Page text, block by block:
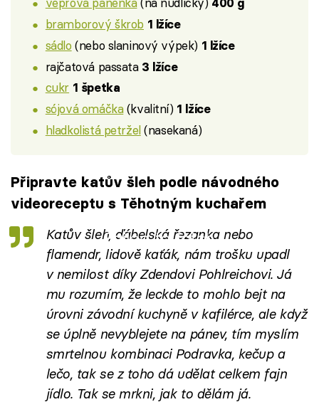
400 g
bramborový škrob 1 lžíce
sádlo (nebo slaninový výpek) 1 lžíce
rajčatová passata 3 lžíce
cukr 1 špetka
sójová omáčka(kvalitní) 1 lžíce
hladkolistá petržel(nasekaná)
Připravte katův šleh podle návodného
videoreceptu s Těhotným kuchařem
Failed to fetch
Katův šleh, ďábelská řezanka nebo
flamendr, lidově kaťák, nám trošku upadl
v nemilost díky Zdendovi Pohlreichovi. Já
mu rozumím, že leckde to mohlo bejt na
úrovni závodní kuchyně v kafilérce, ale když
se úplně nevyblejete na pánev, tím myslím
smrtelnou kombinaci Podravka, kečup a
lečo, tak se z toho dá udělat celkem fajn
jídlo. Tak se mrkni, jak to dělám já.